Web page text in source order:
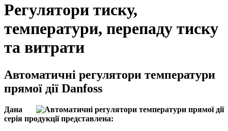
Регулятори тиску,
температури, перепаду тиску
та витрати
Автоматичні регулятори температури
прямої дії Danfoss
Дана
серія продукції представлена: